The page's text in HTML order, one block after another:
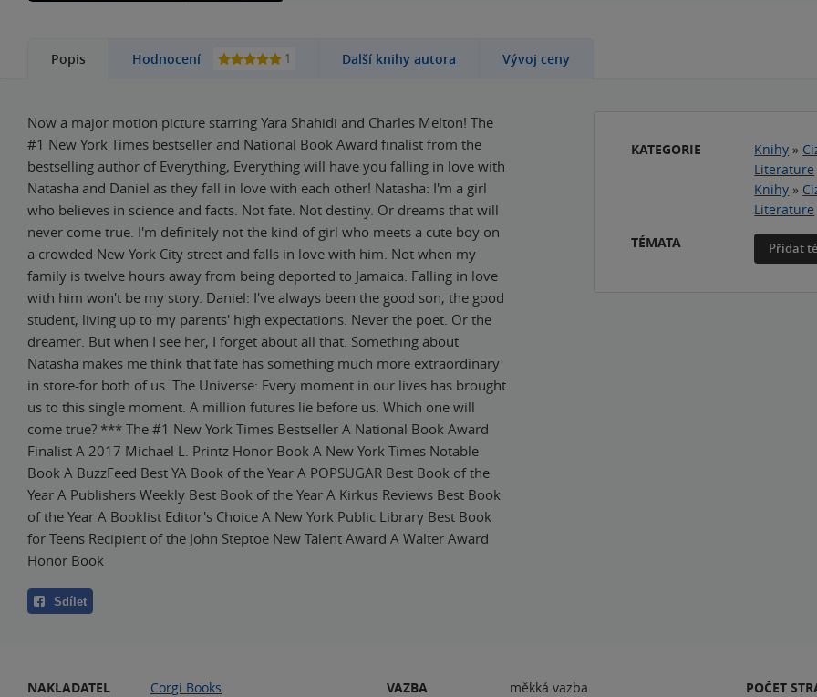
Popis Hodnocení 1 Další knihy autora Vývoj ceny
Now a major motion picture starring Yara Shahidi and Charles Melton! The
#1 New York Times bestseller and National Book Award finalist from the
bestselling author of Everything, Everything will have you falling in love with
Natasha and Daniel as they fall in love with each other! Natasha: I'm a girl
who believes in science and facts. Not fate. Not destiny. Or dreams that will
never come true. I'm definitely not the kind of girl who meets a cute boy on
a crowded New York City street and falls in love with him. Not when my
family is twelve hours away from being deported to Jamaica. Falling in love
with him won't be my story. Daniel: I've always been the good son, the good
student, living up to my parents' high expectations. Never the poet. Or the
dreamer. But when I see her, I forget about all that. Something about
Natasha makes me think that fate has something much more extraordinary
in store-for both of us. The Universe: Every moment in our lives has brought
us to this single moment. A million futures lie before us. Which one will
come true? *** The #1 New York Times Bestseller A National Book Award
Finalist A 2017 Michael L. Printz Honor Book A New York Times Notable
Book A BuzzFeed Best YA Book of the Year A POPSUGAR Best Book of the
Year A Publishers Weekly Best Book of the Year A Kirkus Reviews Best Book
of the Year A Booklist Editor's Choice A New York Public Library Best Book
for Teens Recipient of the John Steptoe New Talent Award A Walter Award
Honor Book
Sdílet
KATEGORIE Knihy »
Literature
Knihy »
Literature
TÉMATA
Přidat
NAKLADATEL
Corgi Books
VAZBA
měkká vazba
POČET